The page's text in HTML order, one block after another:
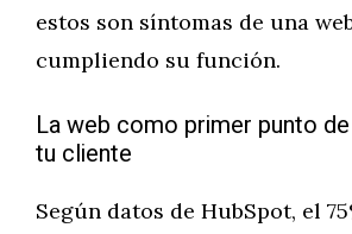
estos son síntomas de una
cumpliendo su función.
La web como primer punto
tu cliente
Según datos de HubSpot, el